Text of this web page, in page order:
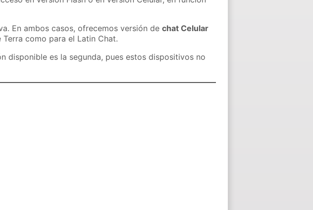
En ambos casos, ofrecemos versión dechat Celular
como para el Latin Chat.
disponible es la segunda, pues estos dispositivos no